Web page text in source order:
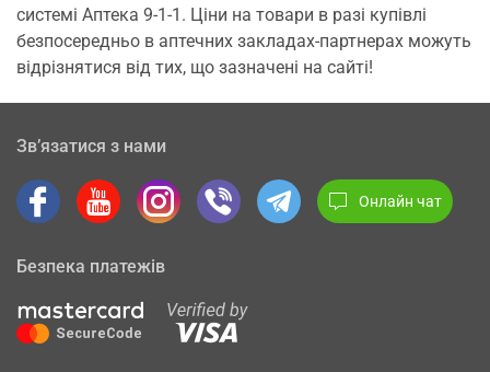
системі Аптека 9-1-1. Ціни на товари в разі купівлі
безпосередньо в аптечних закладах-партнерах можуть
відрізнятися від тих, що зазначені на сайті!
Зв’язатися з нами
Онлайн чат
Безпека платежів